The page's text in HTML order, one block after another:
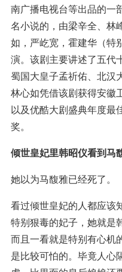
南广播电视台等出品的一
名小说的，由梁辛全、林
如，严屹宽，霍建华（特
演。该剧主要讲述了五代
蜀国大皇子孟祈佑、北汉
林心如凭借该剧获得安徽
以及优酷大剧盛典年度最
奖。
倾世皇妃里韩昭仪看到马
她以为马馥雅已经死了。
看过倾世皇妃的人都应该
特别狠毒的妃子，她就是
而且一看就是特别有心机
是比较可怕的。毕竟人心